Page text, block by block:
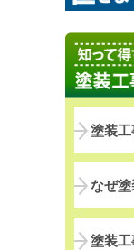
塗装
なぜ
塗装工